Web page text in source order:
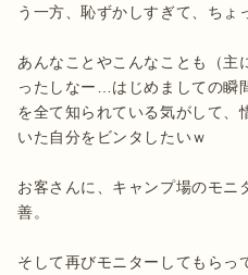
う一方、恥ずかしすぎて、ちょ
あんなことやこんなことも（主
ったしなー…はじめましての瞬
を全て知られている気がして、
いた自分をビンタしたいｗ
お客さんに、キャンプ場のモニ
善。
そして再びモニターしてもら